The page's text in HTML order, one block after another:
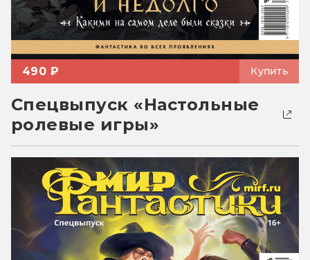
490 ₽ Купить
Спецвыпуск «Настольные
ролевые игры»